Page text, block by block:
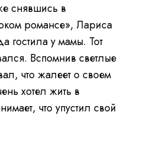
снявшись в
романсе», Лариса
гостила у мамы. Тот
Вспомнив светлые
что жалеет о своем
хотел жить в
что упустил свой